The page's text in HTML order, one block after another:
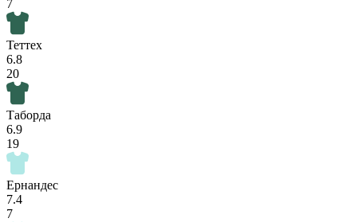
7
Теттех
6.8
20
Таборда
6.9
19
Ернандес
7.4
7